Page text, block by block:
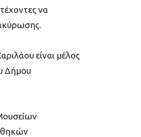
να
είναι μέλος
Δήμου